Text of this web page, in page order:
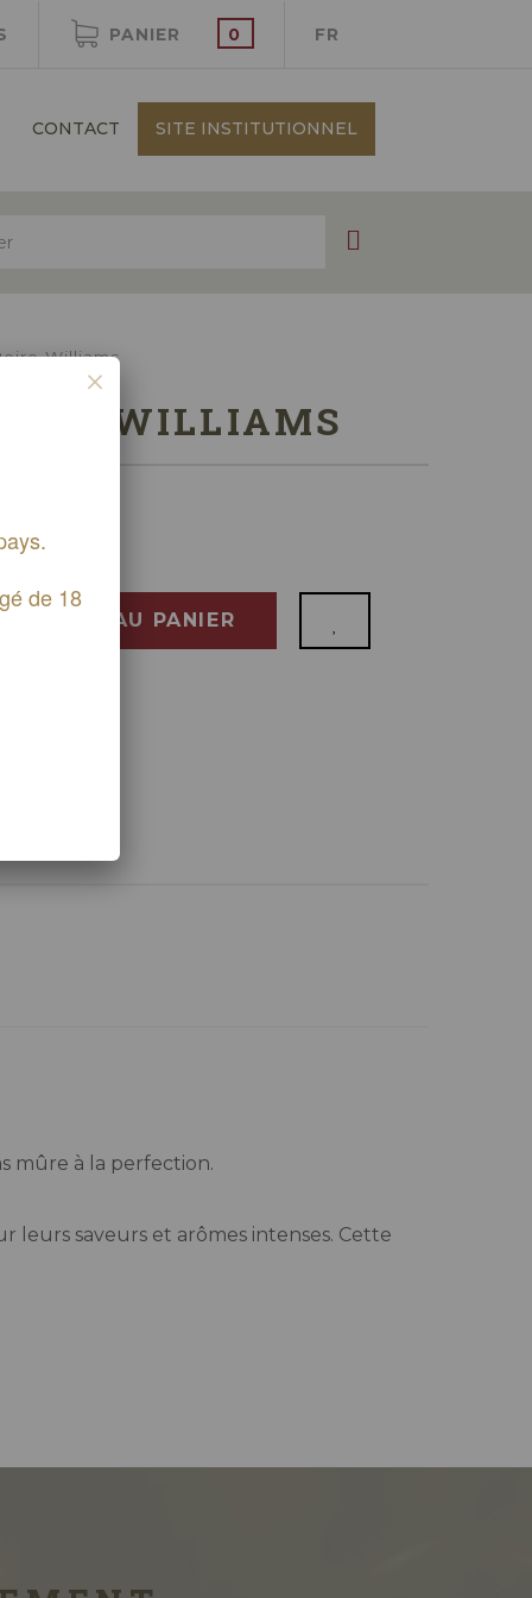
FR
PANIER 0
CONTACT SITE INSTITUTIONNEL
Williams
WILLIAMS
AJOUTER AU PANIER
mûre à la perfection.
leurs saveurs et arômes intenses. Cette
de 18